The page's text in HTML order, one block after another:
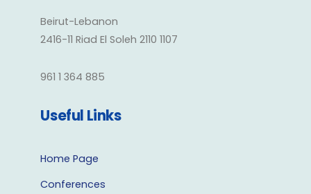
Beirut-Lebanon
2416-11 Riad El Soleh 2110 1107
961 1 364 885
Useful Links
Home Page
Conferences